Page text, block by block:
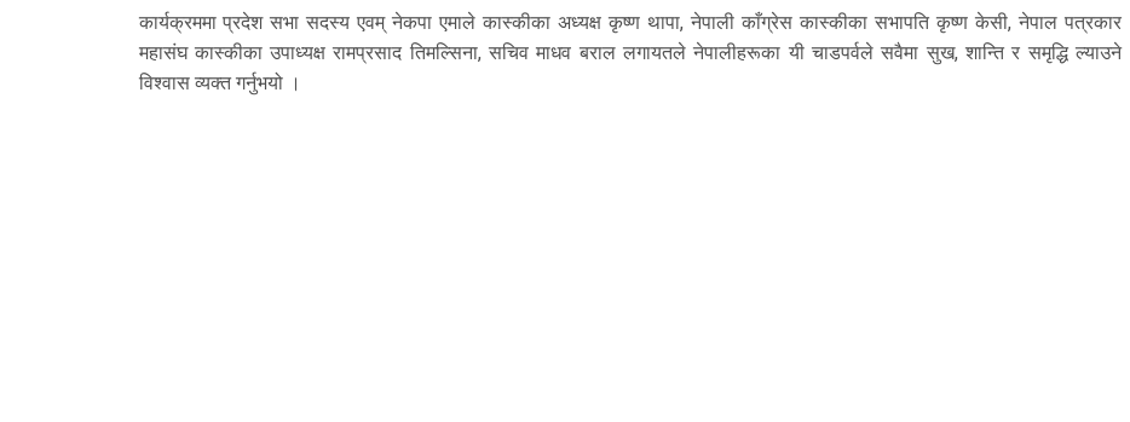
कार्यक्रममा प्रदेश सभा सदस्य एवम् नेकपा एमाले कास्कीका अध्यक्ष कृष्ण थापा, नेपाली काँग्रेस कास्कीका सभापति कृष्ण केसी, नेपाल पत्रकार
महासंघ कास्कीका उपाध्यक्ष रामप्रसाद तिमल्सिना, सचिव माधव बराल लगायतले नेपालीहरूका यी चाडपर्वले सवैमा सुख, शान्ति र समृद्धि ल्याउने
विश्वास व्यक्त गर्नुभयो ।